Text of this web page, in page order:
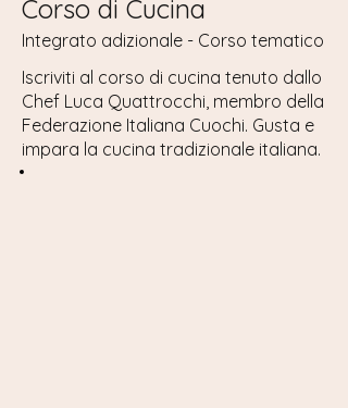
Corso di Cucina
Integrato adizionale - Corso tematico
Iscriviti al corso di cucina tenuto dallo
Chef Luca Quattrocchi, membro della
Federazione Italiana Cuochi. Gusta e
impara la cucina tradizionale italiana.